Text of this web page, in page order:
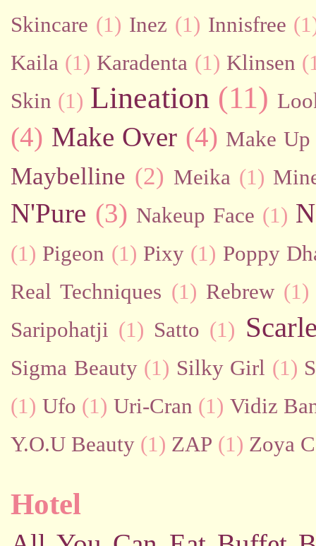
Skincare (1) Inez (1) Innisfree
Kaila (1) Karadenta (1) Klinsen
Skin (1) Lineation (11)
(4) Make Over (4) Make
Maybelline (2) Meika (1)
N'Pure (3) Nakeup Face (1)
(1) Pigeon (1) Pixy (1) Poppy
Real Techniques (1) Rebrew (1)
Saripohatji (1) Satto (1)
Sigma Beauty (1) Silky Girl (1)
(1) Ufo (1) Uri-Cran (1) Vidiz
Y.O.U Beauty (1) ZAP (1) Zoya
Hotel